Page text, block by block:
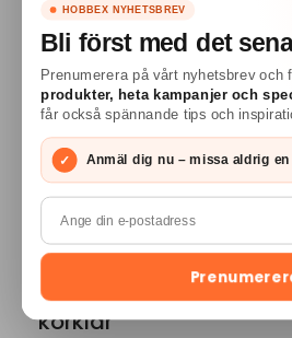
HOBBEX NYHETSBREV
Bli först med det
Prenumerera på vårt nyhetsbrev och
produkter, heta kampanjer och
får också spännande tips och
✓ Anmäl dig nu – missa aldrig
Radiokontroll
Den medföljande radiokontrollen
erbjuder exceptionell räckvidd och
ger dig full kontroll över båten
Den ergonomiska designen
din båt bekvämt under längre
Fördelen med 2,4GHz är att du
båtförare samtidigt utan att det blir
till fördel med denna radiokontroll
dom populära ARRMA RC bilarna
hastigheten till 50% eller 75% för en
båtkapten! – Detta gör att denna
båt för barn och andra nybörjare.
Radiostyrd båt levereras
körklar